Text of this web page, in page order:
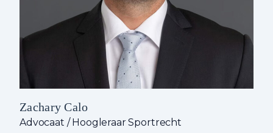
Zachary Calo
Advocaat / Hoogleraar Sportrecht